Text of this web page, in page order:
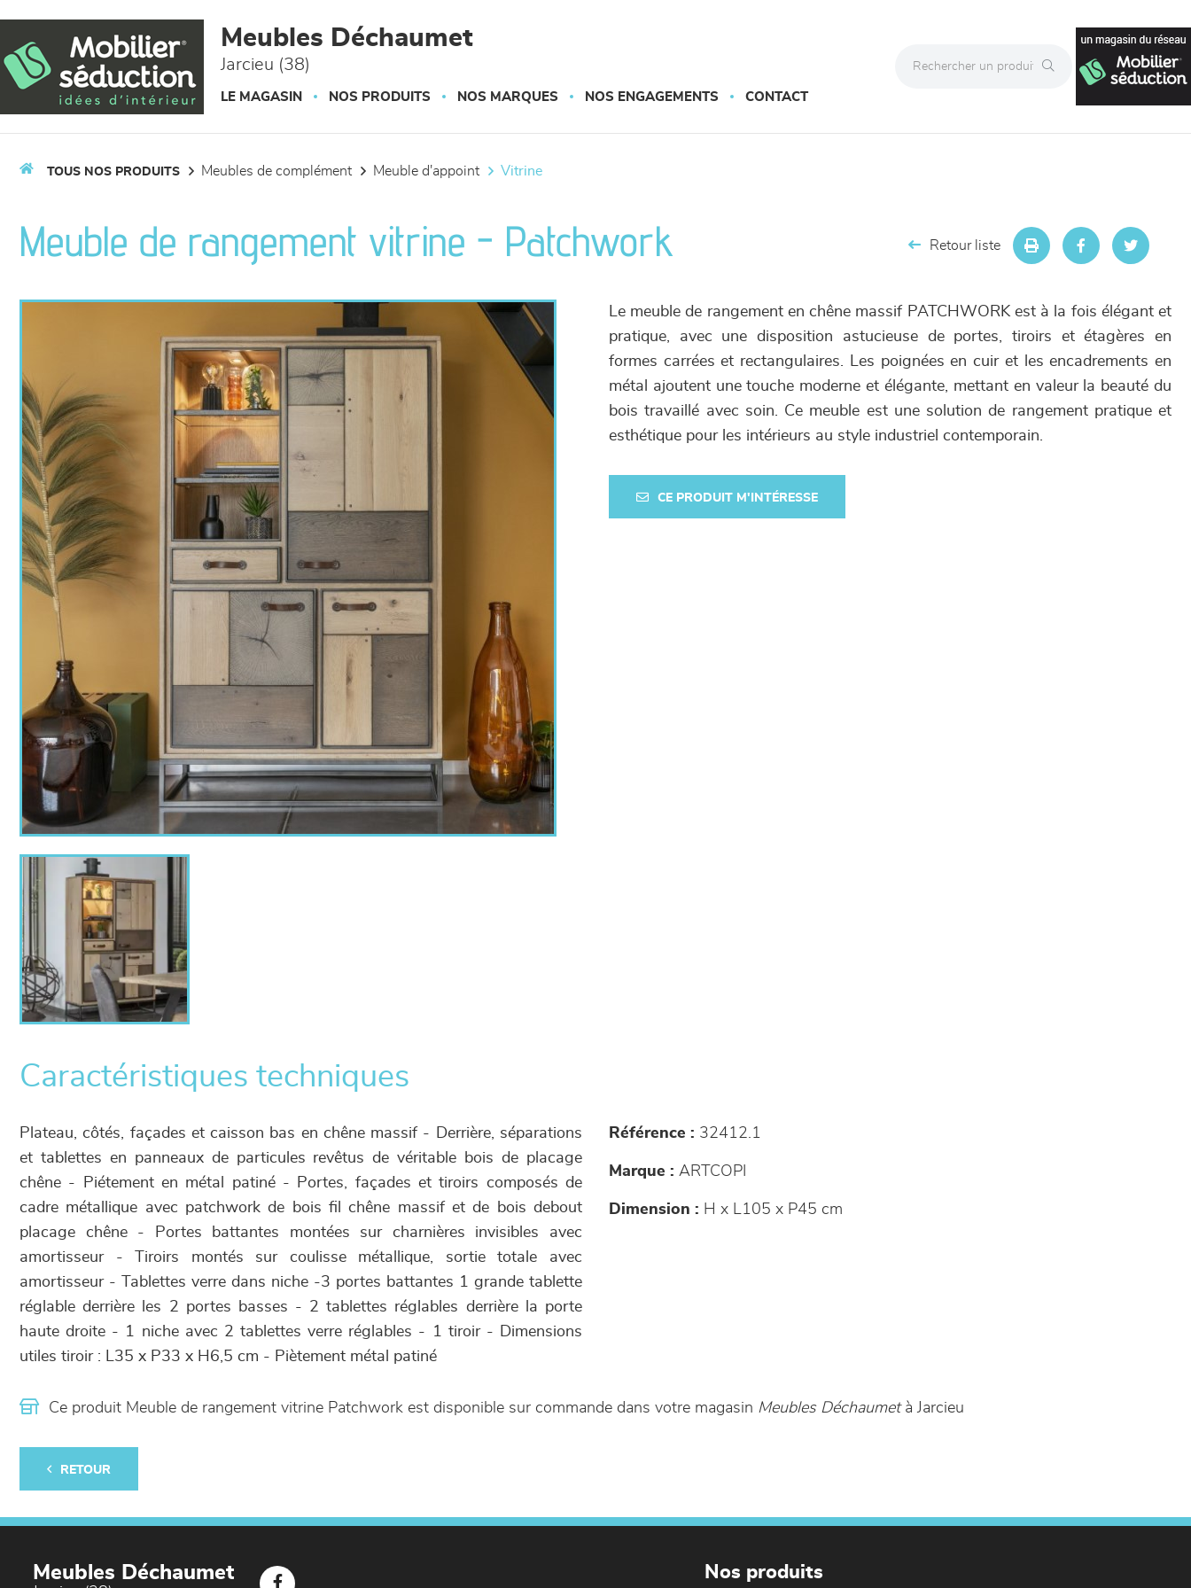
Meubles Déchaumet
Jarcieu (38)
LE MAGASIN NOS PRODUITS NOS MARQUES NOS ENGAGEMENTS CONTACT
TOUS NOS PRODUITS meubles de complément meuble d'appoint vitrine
Meuble de rangement vitrine - Patchwork Retour liste
Le meuble de rangement en chêne massif PATCHWORK est à la fois élégant et
pratique, avec une disposition astucieuse de portes, tiroirs et étagères en
formes carrées et rectangulaires. Les poignées en cuir et les encadrements en
métal ajoutent une touche moderne et élégante, mettant en valeur la beauté du
bois travaillé avec soin. Ce meuble est une solution de rangement pratique et
esthétique pour les intérieurs au style industriel contemporain.
CE PRODUIT M'INTÉRESSE
Caractéristiques techniques
Plateau, côtés, façades et caisson bas en chêne massif - Derrière, séparations
et tablettes en panneaux de particules revêtus de véritable bois de placage
chêne - Piétement en métal patiné - Portes, façades et tiroirs composés de
cadre métallique avec patchwork de bois fil chêne massif et de bois debout
placage chêne - Portes battantes montées sur charnières invisibles avec
amortisseur - Tiroirs montés sur coulisse métallique, sortie totale avec
amortisseur - Tablettes verre dans niche -3 portes battantes 1 grande tablette
réglable derrière les 2 portes basses - 2 tablettes réglables derrière la porte
haute droite - 1 niche avec 2 tablettes verre réglables - 1 tiroir - Dimensions
utiles tiroir : L35 x P33 x H6,5 cm - Piètement métal patiné
Référence : 32412.1
Marque : ARTCOPI
Dimension : H x L105 x P45 cm
Ce produit Meuble de rangement vitrine Patchwork est disponible sur commande dans votre magasin Meubles Déchaumetà Jarcieu
RETOUR
Meubles Déchaumet Nos produits